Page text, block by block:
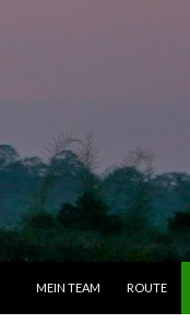
MEIN TEAM
ROUTE